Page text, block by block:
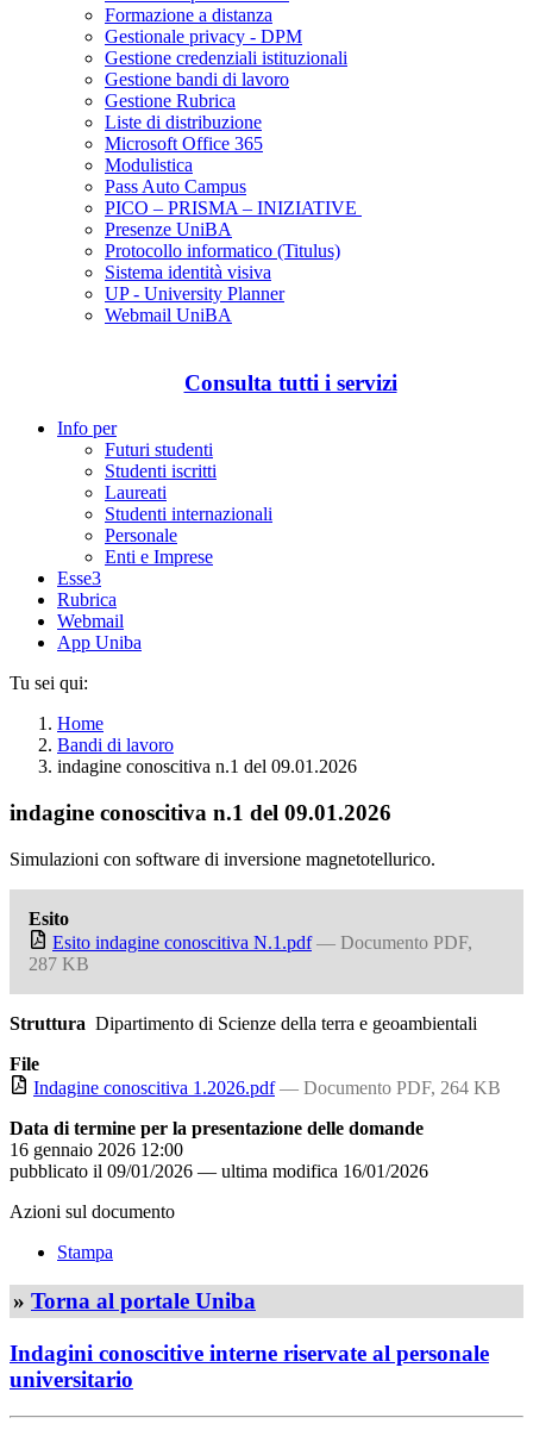
Formazione a distanza
Gestionale privacy - DPM
Gestione credenziali istituzionali
Gestione bandi di lavoro
Gestione Rubrica
Liste di distribuzione
Microsoft Office 365
Modulistica
Pass Auto Campus
PICO – PRISMA – INIZIATIVE
Presenze UniBA
Protocollo informatico (Titulus)
Sistema identità visiva
UP - University Planner
Webmail UniBA
Consulta tutti i servizi
Info per
Futuri studenti
Studenti iscritti
Laureati
Studenti internazionali
Personale
Enti e Imprese
Esse3
Rubrica
Webmail
App Uniba
Tu sei qui:
Home
Bandi di lavoro
indagine conoscitiva n.1 del 09.01.2026
indagine conoscitiva n.1 del 09.01.2026
Simulazioni con software di inversione magnetotellurico.
Esito
Esito indagine conoscitiva N.1.pdf — Documento PDF,
287 KB
Struttura Dipartimento di Scienze della terra e geoambientali
File
Indagine conoscitiva 1.2026.pdf — Documento PDF, 264 KB
Data di termine per la presentazione delle domande
16 gennaio 2026 12:00
pubblicato il 09/01/2026 — ultima modifica 16/01/2026
Azioni sul documento
Stampa
» Torna al portale Uniba
Indagini conoscitive interne riservate al personale
universitario